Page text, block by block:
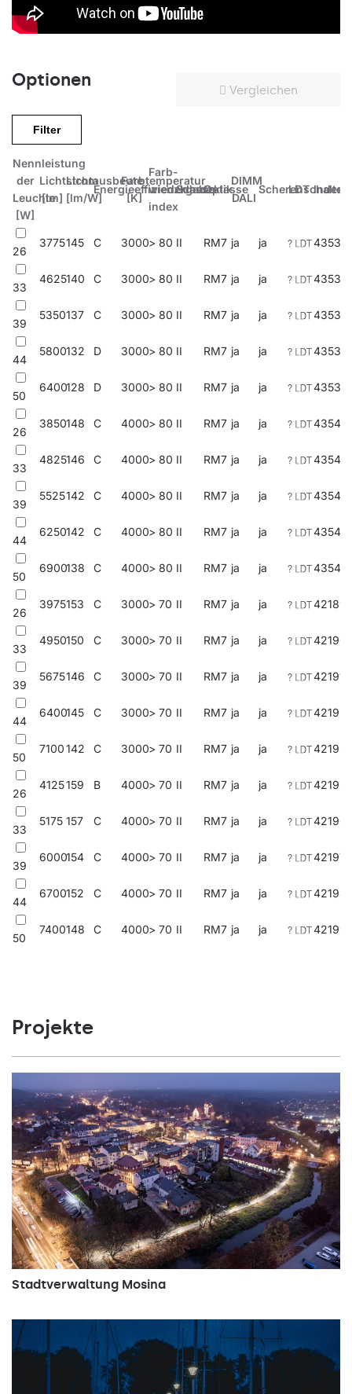
Optionen Vergleichen
Filter
Nennleistung
der
Leuchte
[W]
Lichtstrom
[lm]
Lichtausbeute
[lm/W]
Energieeffizienzklasse
Farbtemperatur
[K]
Farb-
wiedergabe-
index
Schutzklasse
Optik
DIMM
DALI
Scherenschalter
LDT Index
26
3775145 C 3000> 80 II RM7 ja ja
33
4625140 C 3000> 80 II RM7 ja ja
39
5350137 C 3000> 80 II RM7 ja ja
44
5800132 D 3000> 80 II RM7 ja ja
50
6400128 D 3000> 80 II RM7 ja ja
26
3850148 C 4000> 80 II RM7 ja ja 435416
33
4825146 C 4000> 80 II RM7 ja ja
39
5525142 C 4000> 80 II RM7 ja ja
44
6250142 C 4000> 80 II RM7 ja ja
50
6900138 C 4000> 80 II RM7 ja ja
26
3975153 C 3000> 70 II RM7 ja ja 421891
33
4950150 C 3000> 70 II RM7 ja ja 421907
39
5675146 C 3000> 70 II RM7 ja ja 421914
44
6400145 C 3000> 70 II RM7 ja ja 421921
50
7100142 C 3000> 70 II RM7 ja ja
26
4125159 B 4000> 70 II RM7 ja ja 421952
33
5175 157 C 4000> 70 II RM7 ja ja
39
6000154 C 4000> 70 II RM7 ja ja 421976
44
6700152 C 4000> 70 II RM7 ja ja
50
7400148 C 4000> 70 II RM7 ja ja
Projekte
Stadtverwaltung Mosina